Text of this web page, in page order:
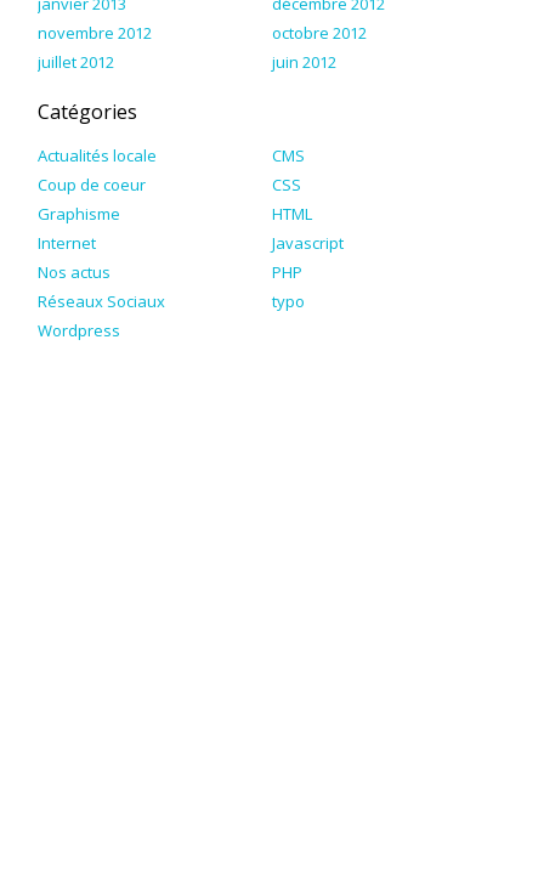
novembre 2012
octobre 2012
juillet 2012
juin 2012
Catégories
Actualités locale
CMS
Coup de coeur
CSS
Graphisme
HTML
Internet
Javascript
Nos actus
PHP
Réseaux Sociaux
typo
Wordpress